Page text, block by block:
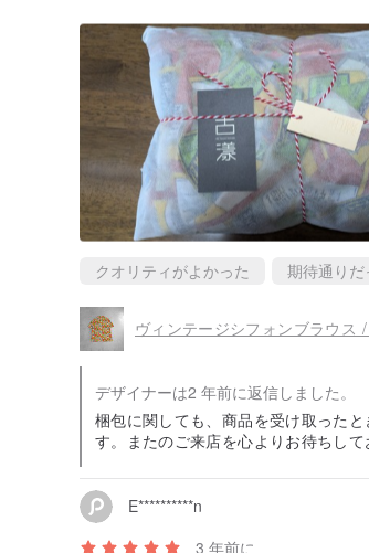
クオリティがよかった 期待通りだ
デザイナーは2 年前に返信しました。
梱包に関しても、商品を受け取った
す。またのご来店を心よりお待ちして
E**********n
3 年前に